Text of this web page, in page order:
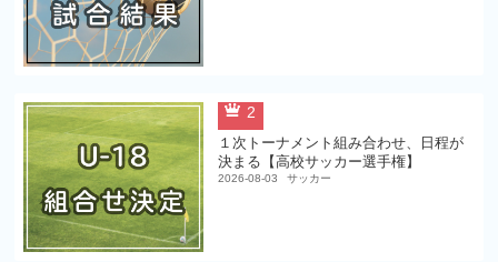
2
１次トーナメント組み合わせ、日程が
決まる【高校サッカー選手権】
2026-08-03 サッカー